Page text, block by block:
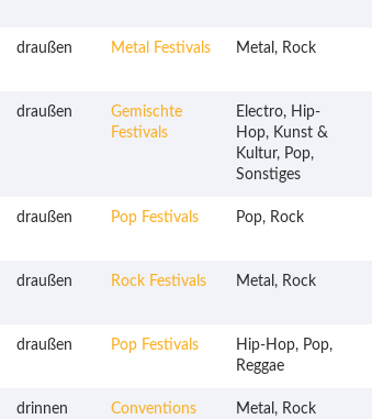
draußen Metal Festivals Metal, Rock
draußen
Gemischte
Festivals
Electro, Hip-
Hop, Kunst &
Kultur, Pop,
Sonstiges
draußen Pop Festivals Pop, Rock
draußen Rock Festivals Metal, Rock
draußen Pop Festivals
Hip-Hop, Pop,
Reggae
drinnen Conventions Metal, Rock